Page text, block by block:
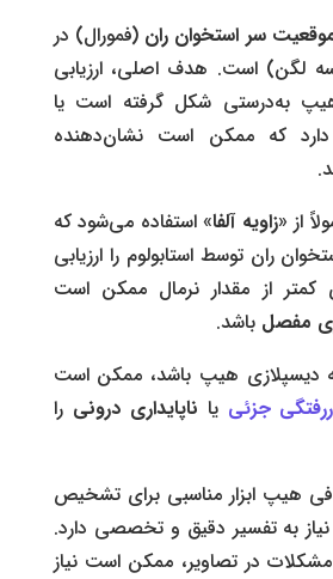
سر استخوان ران (فمورال) در
لگن) است. هدف اصلی، ارزیابی
به‌درستی شکل گرفته است یا
که ممکن است نشان‌دهنده
از «زاویه آلفا» استفاده می‌شود که
ران توسط استابولوم را ارزیابی
کمتر از مقدار نرمال ممکن است
مفصل باشد.
دیسپلازی هیپ باشد، ممکن است
جزئی یا ناپایداری درونی را
هیپ ابزار مناسبی برای تشخیص
به تفسیر دقیق و تخصصی دارد.
در تصاویر، ممکن است نیاز